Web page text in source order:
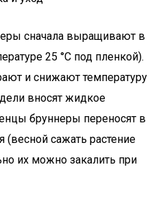
сначала выращивают в
25 °С под пленкой).
и снижают температуру
вносят жидкое
бруннеры переносят в
(весной сажать растение
их можно закалить при